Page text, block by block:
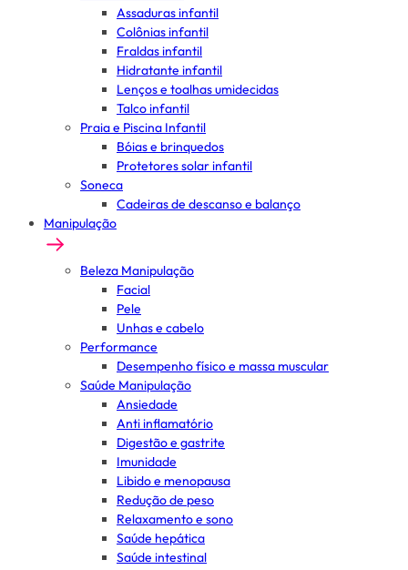
Assaduras infantil
Colônias infantil
Fraldas infantil
Hidratante infantil
Lenços e toalhas umidecidas
Talco infantil
Praia e Piscina Infantil
Bóias e brinquedos
Protetores solar infantil
Soneca
Cadeiras de descanso e balanço
Manipulação
Beleza Manipulação
Facial
Pele
Unhas e cabelo
Performance
Desempenho físico e massa muscular
Saúde Manipulação
Ansiedade
Anti inflamatório
Digestão e gastrite
Imunidade
Libido e menopausa
Redução de peso
Relaxamento e sono
Saúde hepática
Saúde intestinal